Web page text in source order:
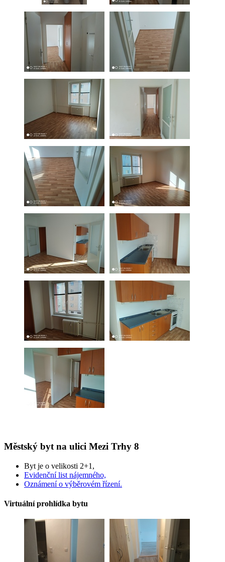
Městský byt na ulici Mezi Trhy 8
Byt je o velikosti 2+1,
Evidenční list nájemného,
Oznámení o výběrovém řízení.
Virtuální prohlídka bytu